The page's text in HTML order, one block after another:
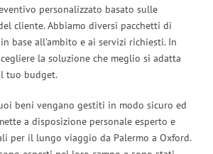
personalizzato basato sulle
cliente. Abbiamo diversi pacchetti di
base all’ambito e ai servizi richiesti. In
la soluzione che meglio si adatta
tuo budget.
beni vengano gestiti in modo sicuro ed
a disposizione personale esperto e
per il lungo viaggio da Palermo a Oxford.